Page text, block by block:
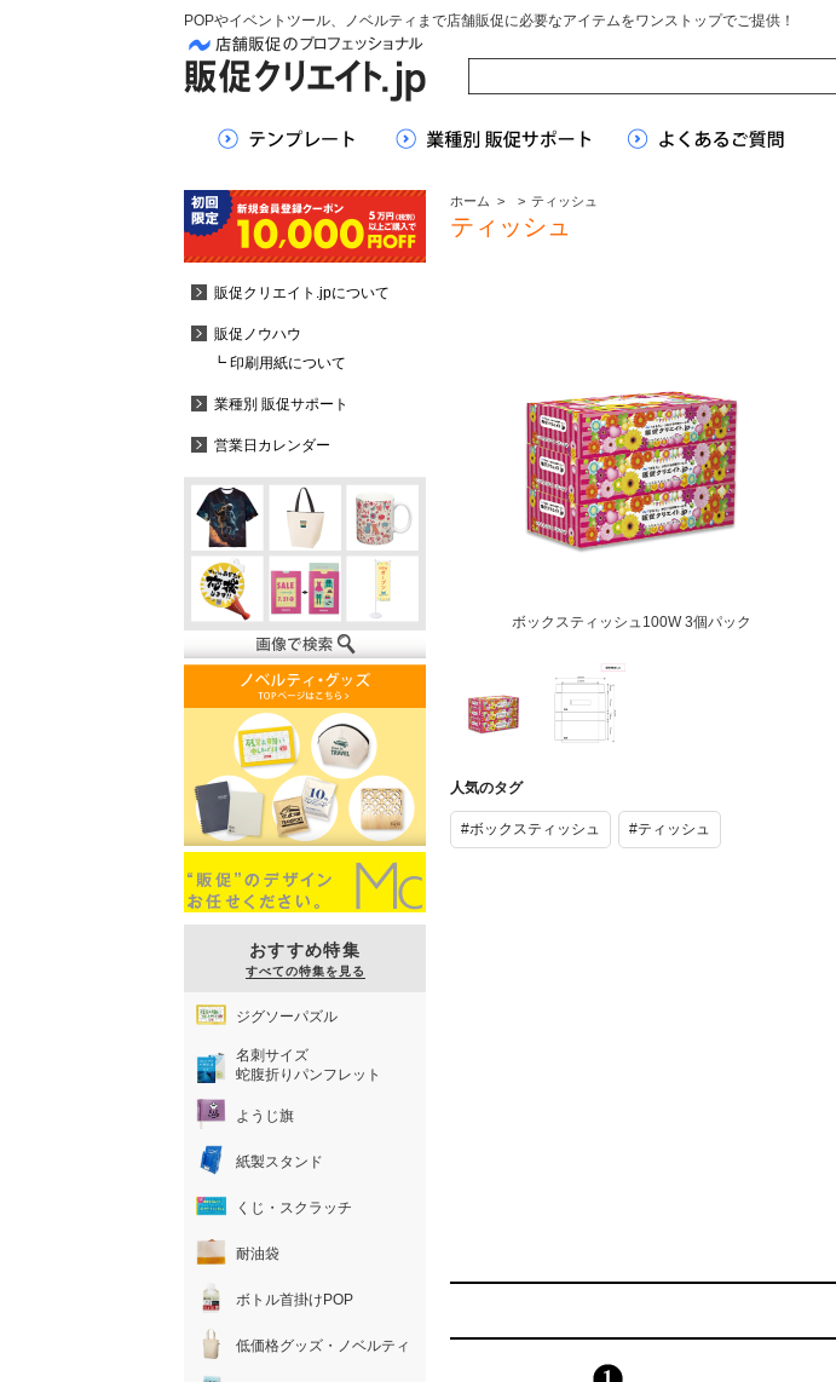
POPやイベントツール、ノベルティまで店舗販促に必要なアイテムをワンストップでご提供！
ホーム > > ティッシュ
ティッシュ
ボックスティッシュ100W 3個パック
ッシュ100W
人気のタグ
#ボックスティッシュ #ティッシュ
販促クリエイト.jpについて
販促ノウハウ
┗ 印刷用紙について
業種別 販促サポート
営業日カレンダー
おすすめ特集
すべての特集を見る
ジグソーパズル
名刺サイズ
蛇腹折りパンフレット
ようじ旗
紙製スタンド
くじ・スクラッチ
耐油袋
ボトル首掛けPOP
低価格グッズ・ノベルティ